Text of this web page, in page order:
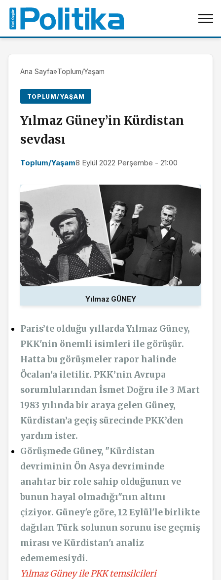
Ana Sayfa»Toplum/Yaşam
TOPLUM/YAŞAM
Yılmaz Güney’in Kürdistan
sevdası
Toplum/Yaşam8 Eylül 2022 Perşembe - 21:00
Yılmaz GÜNEY
Paris’te olduğu yıllarda Yılmaz Güney,
PKK'nin önemli isimleri ile görüşür.
Hatta bu görüşmeler rapor halinde
Öcalan'a iletilir. PKK’nin Avrupa
sorumlularından İsmet Doğru ile 3 Mart
1983 yılındabir araya gelen Güney,
Kürdistan’a geçiş sürecinde PKK’den
yardım ister.
Görüşmede Güney, "Kürdistan
devriminin Ön Asya devriminde
anahtar bir role sahip olduğunun ve
bunun hayal olmadığı"nın altını
çiziyor. Güney'e göre, 12 Eylül'le birlikte
dağılan Türk solunun sorunu ise geçmiş
mirası ve Kürdistan'ı analiz
edememesiydi.
Yılmaz Güney ile PKK temsilcileri